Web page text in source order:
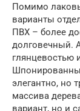
Помимо
варианты
ПВХ – более
долговечный.
глянцевостью
элегантно, но
массива
вариант, но и